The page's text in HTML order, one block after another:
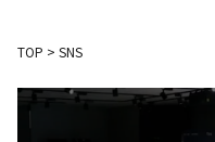
TOP > SNS